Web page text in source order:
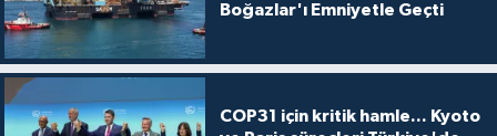
Boğazlar'ı Emniyetle Geçti
COP31 için kritik hamle... Kyoto